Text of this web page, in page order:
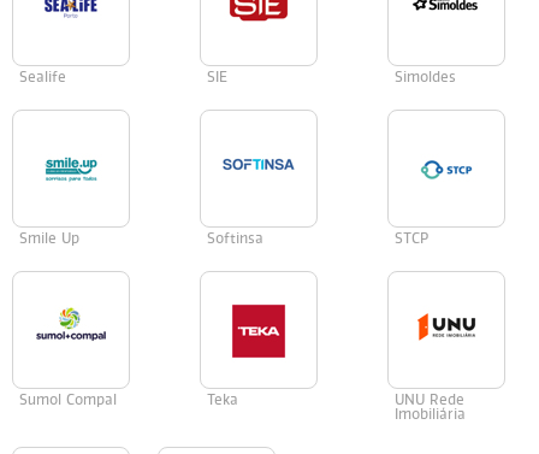
Sealife SIE Simoldes
Smile Up Softinsa STCP
Sumol Compal Teka
UNU Rede
Imobiliária